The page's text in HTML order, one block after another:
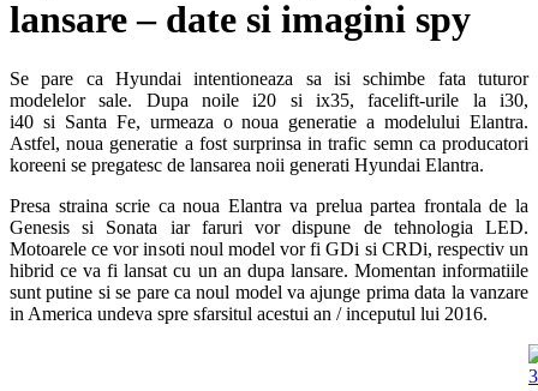
lansare – date si imagini spy
Se pare ca Hyundai intentioneaza sa isi schimbe fata tuturor
modelelor sale. Dupa noile i20 si ix35, facelift-urile la i30,
i40 si Santa Fe, urmeaza o noua generatie a modelului Elantra.
Astfel, noua generatie a fost surprinsa in trafic semn ca producatori
koreeni se pregatesc de lansarea noii generati Hyundai Elantra.
Presa straina scrie ca noua Elantra va prelua partea frontala de la
Genesis si Sonata iar faruri vor dispune de tehnologia LED.
Motoarele ce vor insoti noul model vor fi GDi si CRDi, respectiv un
hibrid ce va fi lansat cu un an dupa lansare. Momentan informatiile
sunt putine si se pare ca noul model va ajunge prima data la vanzare
in America undeva spre sfarsitul acestui an / inceputul lui 2016.